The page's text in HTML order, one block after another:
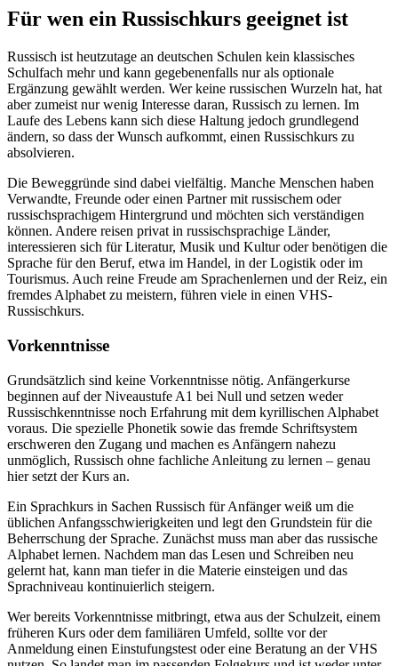
Für wen ein Russischkurs geeignet ist
Russisch ist heutzutage an deutschen Schulen kein klassisches
Schulfach mehr und kann gegebenenfalls nur als optionale
Ergänzung gewählt werden. Wer keine russischen Wurzeln hat, hat
aber zumeist nur wenig Interesse daran, Russisch zu lernen. Im
Laufe des Lebens kann sich diese Haltung jedoch grundlegend
ändern, so dass der Wunsch aufkommt, einen Russischkurs zu
absolvieren.
Die Beweggründe sind dabei vielfältig. Manche Menschen haben
Verwandte, Freunde oder einen Partner mit russischem oder
russischsprachigem Hintergrund und möchten sich verständigen
können. Andere reisen privat in russischsprachige Länder,
interessieren sich für Literatur, Musik und Kultur oder benötigen die
Sprache für den Beruf, etwa im Handel, in der Logistik oder im
Tourismus. Auch reine Freude am Sprachenlernen und der Reiz, ein
fremdes Alphabet zu meistern, führen viele in einen VHS-
Russischkurs.
Vorkenntnisse
Grundsätzlich sind keine Vorkenntnisse nötig. Anfängerkurse
beginnen auf der Niveaustufe A1 bei Null und setzen weder
Russischkenntnisse noch Erfahrung mit dem kyrillischen Alphabet
voraus. Die spezielle Phonetik sowie das fremde Schriftsystem
erschweren den Zugang und machen es Anfängern nahezu
unmöglich, Russisch ohne fachliche Anleitung zu lernen – genau
hier setzt der Kurs an.
Ein Sprachkurs in Sachen Russisch für Anfänger weiß um die
üblichen Anfangsschwierigkeiten und legt den Grundstein für die
Beherrschung der Sprache. Zunächst muss man aber das russische
Alphabet lernen. Nachdem man das Lesen und Schreiben neu
gelernt hat, kann man tiefer in die Materie einsteigen und das
Sprachniveau kontinuierlich steigern.
Wer bereits Vorkenntnisse mitbringt, etwa aus der Schulzeit, einem
früheren Kurs oder dem familiären Umfeld, sollte vor der
Anmeldung einen Einstufungstest oder eine Beratung an der VHS